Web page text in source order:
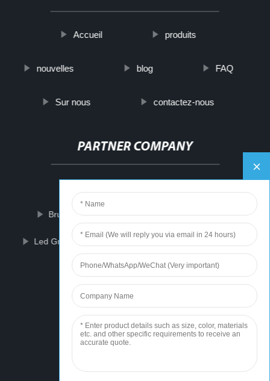
Accueil produits
nouvelles blog FAQ
Sur nous contactez-nous
PARTNER COMPANY
Brushless Gimbal Payload Assembly Slip Ring
Led Grow Light Lm301H 6500K Garden Pavilion
Cans And Tins Cans Machine
Gerber Cutter Xlc7000 Manual
Ipl Laser Hair Removal Machine